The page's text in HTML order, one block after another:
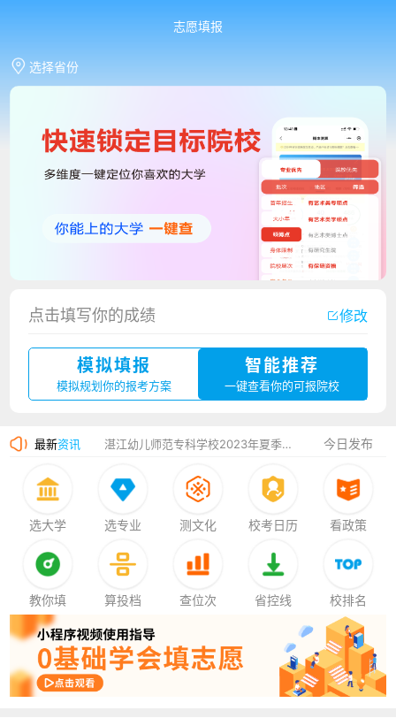
志愿填报
选择省份
点击填写你的成绩 修改
模拟填报
模拟规划你的报考方案
智能推荐
一键查看你的可报院校
最新资讯
厦门大学嘉庚学院2023年艺术类招生简章
湛江幼儿师范专科学校2023年夏季高考招生简章
香港中文大学（深圳）2023年夏季高考招生简章
今日发布
选大学 选专业 测文化 校考日历 看政策
教你填 算投档 查位次 省控线 校排名